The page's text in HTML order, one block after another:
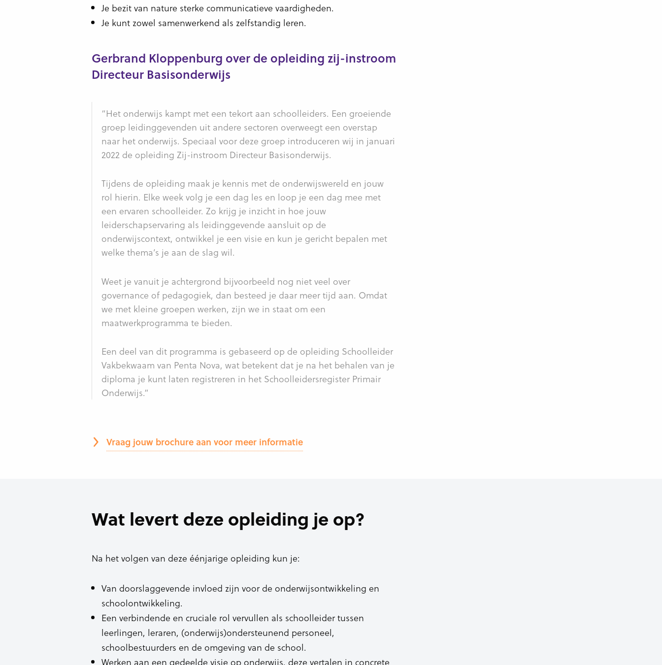
Je bezit van nature sterke communicatieve vaardigheden.
Je kunt zowel samenwerkend als zelfstandig leren.
Gerbrand Kloppenburg over de opleiding zij-instroom
Directeur Basisonderwijs
“Het onderwijs kampt met een tekort aan schoolleiders. Een groeiende
groep leidinggevenden uit andere sectoren overweegt een overstap
naar het onderwijs. Speciaal voor deze groep introduceren wij in januari
2022 de opleiding Zij-instroom Directeur Basisonderwijs.
Tijdens de opleiding maak je kennis met de onderwijswereld en jouw
rol hierin. Elke week volg je een dag les en loop je een dag mee met
een ervaren schoolleider. Zo krijg je inzicht in hoe jouw
leiderschapservaring als leidinggevende aansluit op de
onderwijscontext, ontwikkel je een visie en kun je gericht bepalen met
welke thema’s je aan de slag wil.
Weet je vanuit je achtergrond bijvoorbeeld nog niet veel over
governance of pedagogiek, dan besteed je daar meer tijd aan. Omdat
we met kleine groepen werken, zijn we in staat om een
maatwerkprogramma te bieden.
Een deel van dit programma is gebaseerd op de opleiding Schoolleider
Vakbekwaam van Penta Nova, wat betekent dat je na het behalen van je
diploma je kunt laten registreren in het Schoolleidersregister Primair
Onderwijs.”
Vraag jouw brochure aan voor meer informatie
Wat levert deze opleiding je op?
Na het volgen van deze éénjarige opleiding kun je:
Van doorslaggevende invloed zijn voor de onderwijsontwikkeling en
schoolontwikkeling.
Een verbindende en cruciale rol vervullen als schoolleider tussen
leerlingen, leraren, (onderwijs)ondersteunend personeel,
schoolbestuurders en de omgeving van de school.
Werken aan een gedeelde visie op onderwijs, deze vertalen in concrete